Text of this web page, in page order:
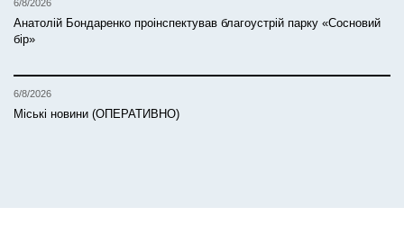
6/8/2026
Анатолій Бондаренко проінспектував благоустрій парку «Сосновий
бір»
6/8/2026
Міські новини (ОПЕРАТИВНО)